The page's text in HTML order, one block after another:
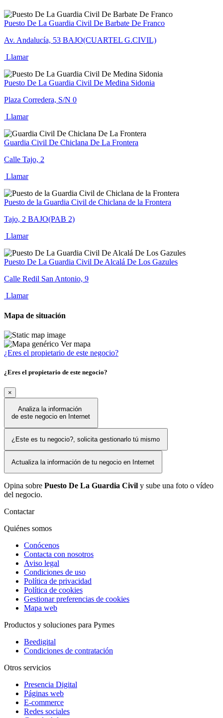
Puesto De La Guardia Civil De Barbate De Franco
Av. Andalucía, 53 BAJO(CUARTEL G.CIVIL)
Llamar
Puesto De La Guardia Civil De Medina Sidonia
Plaza Corredera, S/N 0
Llamar
Guardia Civil De Chiclana De La Frontera
Calle Tajo, 2
Llamar
Puesto de la Guardia Civil de Chiclana de la Frontera
Tajo, 2 BAJO(PAB 2)
Llamar
Puesto De La Guardia Civil De Alcalá De Los Gazules
Calle Redil San Antonio, 9
Llamar
Mapa de situación
Ver mapa
¿Eres el propietario de este negocio?
¿Eres el propietario de este negocio?
×
Analiza la información
de este negocio en Internet
¿Este es tu negocio?, solicita gestionarlo tú mismo
Actualiza la información de tu negocio en Internet
Opina sobre Puesto De La Guardia Civil y sube una foto o vídeo
del negocio.
Contactar
Quiénes somos
Conócenos
Contacta con nosotros
Aviso legal
Condiciones de uso
Política de privacidad
Política de cookies
Gestionar preferencias de cookies
Mapa web
Productos y soluciones para Pymes
Beedigital
Condiciones de contratación
Otros servicios
Presencia Digital
Páginas web
E-commerce
Redes sociales